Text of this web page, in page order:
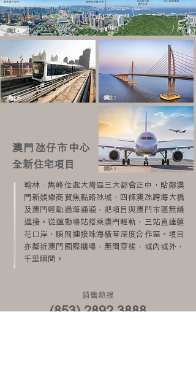
備註 4
備註 3
備註 3
澳門氹仔市中心
全新住宅項目
備註 3
翰林．雋峰位處大灣區三大都會正中，貼鄰澳
門新娛樂商貿焦點路氹城，四條澳氹跨海大橋
及澳門輕軌過海通道，把項目與澳門市區無縫
連接。從運動場站搭乘澳門輕軌，三站直達蓮
花口岸，瞬間連接珠海橫琴深度合作區。項目
亦鄰近澳門國際機場，無間穿梭，城內城外，
千里瞬間。
銷售熱線
(853) 2892 3888